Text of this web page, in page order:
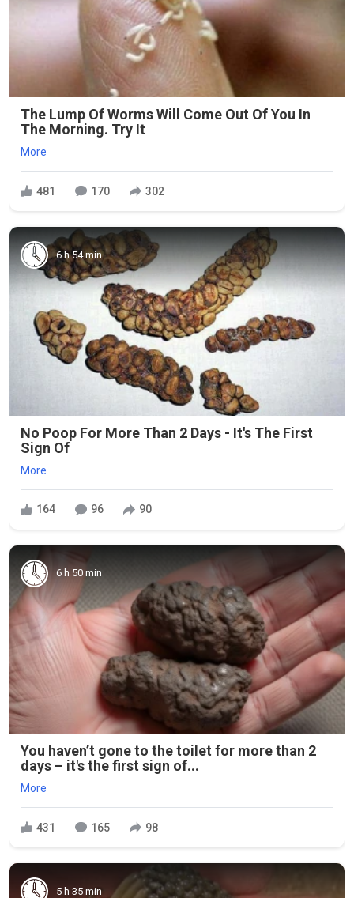
The Lump Of Worms Will Come Out Of You In
The Morning. Try It
More
481 170 302
6 h 54 min
No Poop For More Than 2 Days - It's The First
Sign Of
More
164 96 90
6 h 50 min
You haven’t gone to the toilet for more than 2
days – it's the first sign of...
More
431 165 98
5 h 35 min